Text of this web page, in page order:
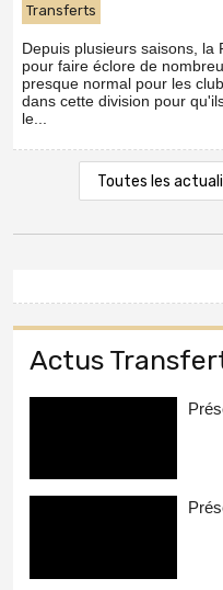
Transferts
Depuis plusieurs saisons,
pour faire éclore de
presque normal pour les
dans cette division pour
le...
Toutes les
Actus